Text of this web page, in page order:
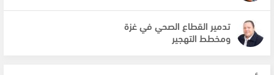
تدمير القطاع الصحي في غزة
ومخطط التهجير